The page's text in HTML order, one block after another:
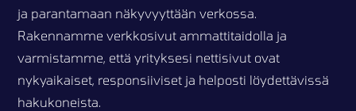
ja parantamaan näkyvyyttään verkossa.
Rakennamme verkkosivut ammattitaidolla ja
varmistamme, että yrityksesi nettisivut ovat
nykyaikaiset, responsiiviset ja helposti löydettävissä
hakukoneista.